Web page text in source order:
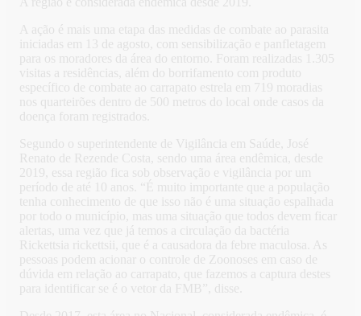
A ação é mais uma etapa das medidas de combate ao parasita
iniciadas em 13 de agosto, com sensibilização e panfletagem
para os moradores da área do entorno. Foram realizadas 1.305
visitas a residências, além do borrifamento com produto
específico de combate ao carrapato estrela em 719 moradias
nos quarteirões dentro de 500 metros do local onde casos da
doença foram registrados.
Segundo o superintendente de Vigilância em Saúde, José
Renato de Rezende Costa, sendo uma área endêmica, desde
2019, essa região fica sob observação e vigilância por um
período de até 10 anos. “É muito importante que a população
tenha conhecimento de que isso não é uma situação espalhada
por todo o município, mas uma situação que todos devem ficar
alertas, uma vez que já temos a circulação da bactéria
Rickettsia rickettsii, que é a causadora da febre maculosa. As
pessoas podem acionar o controle de Zoonoses em caso de
dúvida em relação ao carrapato, que fazemos a captura destes
para identificar se é o vetor da FMB”, disse.